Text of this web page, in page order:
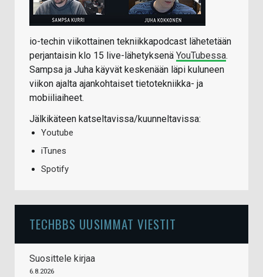
io-techin viikottainen tekniikkapodcast lähetetään
perjantaisin klo 15 live-lähetyksenä YouTubessa.
Sampsa ja Juha käyvät keskenään läpi kuluneen
viikon ajalta ajankohtaiset tietotekniikka- ja
mobiiliaiheet.
Jälkikäteen katseltavissa/kuunneltavissa:
Youtube
iTunes
Spotify
TECHBBS UUSIMMAT VIESTIT
Suosittele kirjaa
6.8.2026